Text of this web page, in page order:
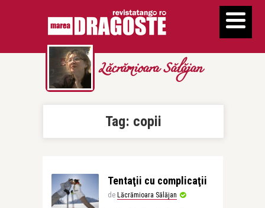
Lăcrămioara Sălăjan
Tag: copii
Tentaţii cu complicaţii
de Lăcrămioara Sălăjan